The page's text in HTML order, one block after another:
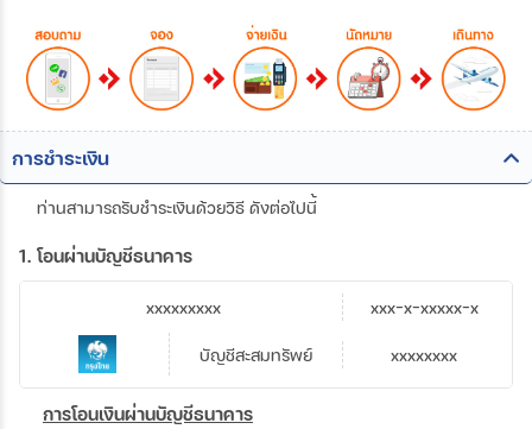
การชำระเงิน
ท่านสามารถรับชำระเงินด้วยวิธี ดังต่อไปนี้
1. โอนผ่านบัญชีธนาคาร
บัญชีสะสมทรัพย์
xxxxxxxxx
xxxxxxxx
xxx-x-xxxxx-x
การโอนเงินผ่านบัญชีธนาคาร